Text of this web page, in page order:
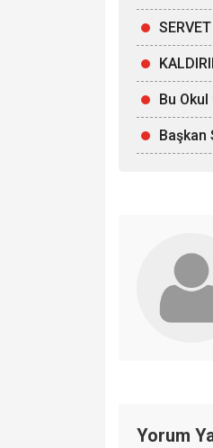
Bu Okul
Başkan
Yorum